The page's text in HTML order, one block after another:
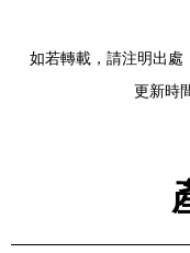
如若轉載，請注明出
更新時